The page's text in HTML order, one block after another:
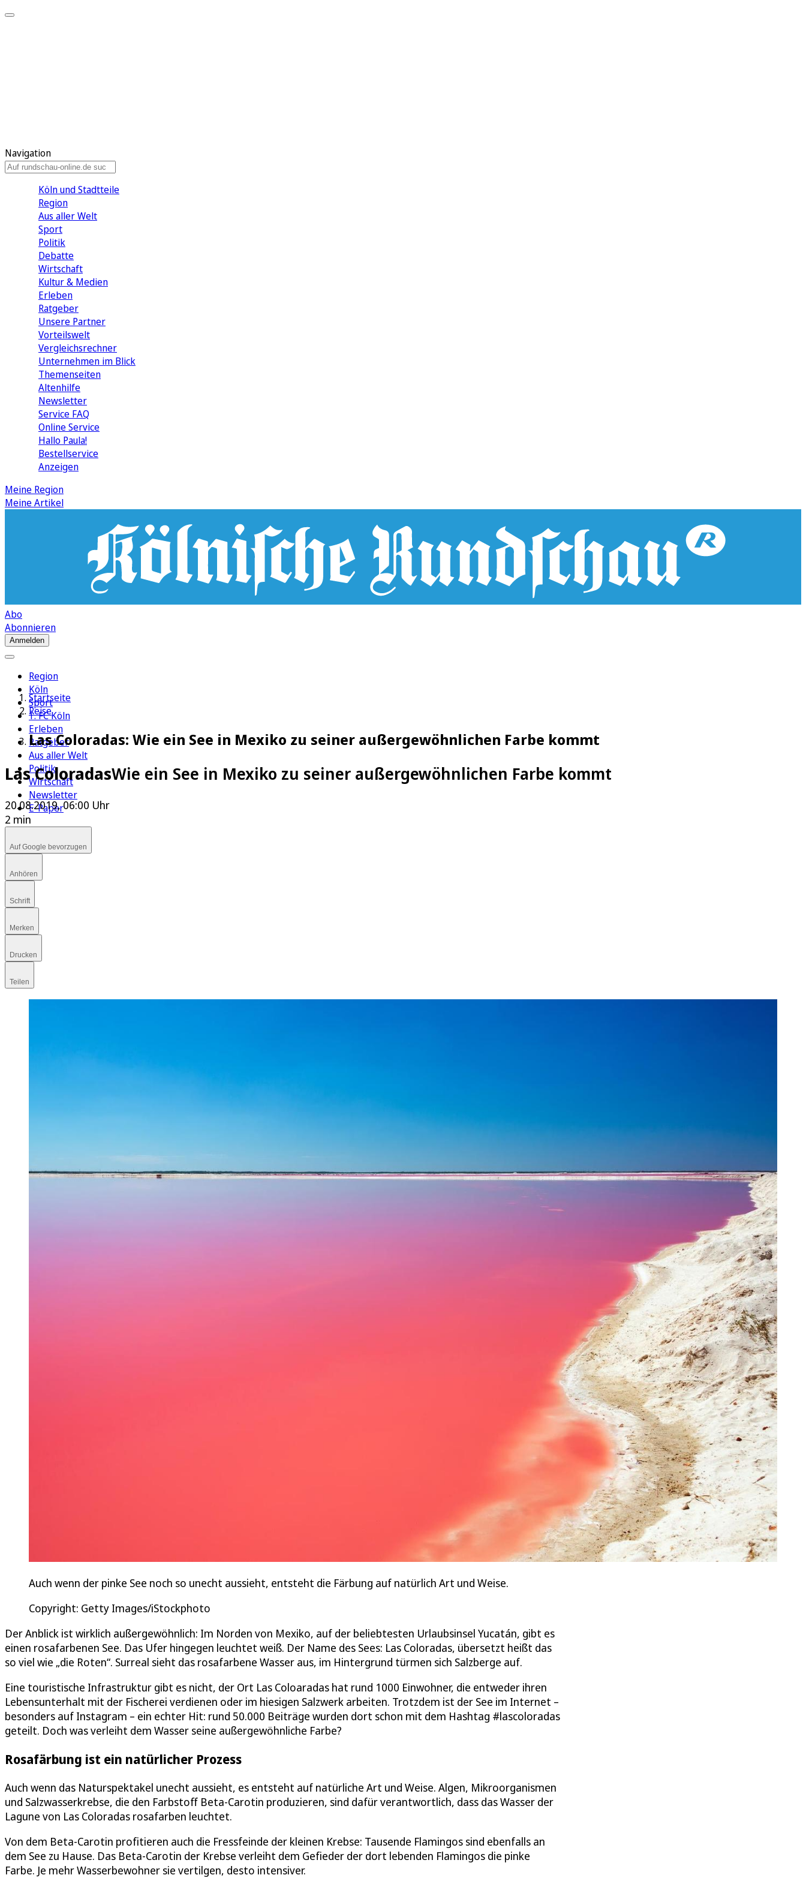
Navigation
Köln und Stadtteile
Region
Aus aller Welt
Sport
Politik
Debatte
Wirtschaft
Kultur & Medien
Erleben
Ratgeber
Unsere Partner
Vorteilswelt
Vergleichsrechner
Unternehmen im Blick
Themenseiten
Altenhilfe
Newsletter
Service FAQ
Online Service
Hallo Paula!
Bestellservice
Anzeigen
Meine Region
Meine Artikel
Abo
Abonnieren
Anmelden
Region
Köln
Sport
1. FC Köln
Erleben
Ratgeber
Aus aller Welt
Politik
Wirtschaft
Newsletter
E-Paper
Startseite
Reise
Las Coloradas: Wie ein See in Mexiko zu seiner außergewöhnlichen Farbe kommt
Las ColoradasWie ein See in Mexiko zu seiner außergewöhnlichen Farbe kommt
20.08.2019, 06:00 Uhr
2 min
Auf Google bevorzugen
Anhören
Schrift
Merken
Drucken
Teilen
Auch wenn der pinke See noch so unecht aussieht, entsteht die Färbung auf natürlich Art und Weise.
Copyright: Getty Images/iStockphoto
Der Anblick ist wirklich außergewöhnlich: Im Norden von Mexiko, auf der beliebtesten Urlaubsinsel Yucatán, gibt es
einen rosafarbenen See. Das Ufer hingegen leuchtet weiß. Der Name des Sees: Las Coloradas, übersetzt heißt das
so viel wie „die Roten“. Surreal sieht das rosafarbene Wasser aus, im Hintergrund türmen sich Salzberge auf.
Eine touristische Infrastruktur gibt es nicht, der Ort Las Coloaradas hat rund 1000 Einwohner, die entweder ihren
Lebensunterhalt mit der Fischerei verdienen oder im hiesigen Salzwerk arbeiten. Trotzdem ist der See im Internet –
besonders auf Instagram – ein echter Hit: rund 50.000 Beiträge wurden dort schon mit dem Hashtag #lascoloradas
geteilt. Doch was verleiht dem Wasser seine außergewöhnliche Farbe?
Rosafärbung ist ein natürlicher Prozess
Auch wenn das Naturspektakel unecht aussieht, es entsteht auf natürliche Art und Weise. Algen, Mikroorganismen
und Salzwasserkrebse, die den Farbstoff Beta-Carotin produzieren, sind dafür verantwortlich, dass das Wasser der
Lagune von Las Coloradas rosafarben leuchtet.
Von dem Beta-Carotin profitieren auch die Fressfeinde der kleinen Krebse: Tausende Flamingos sind ebenfalls an
dem See zu Hause. Das Beta-Carotin der Krebse verleiht dem Gefieder der dort lebenden Flamingos die pinke
Farbe. Je mehr Wasserbewohner sie vertilgen, desto intensiver.